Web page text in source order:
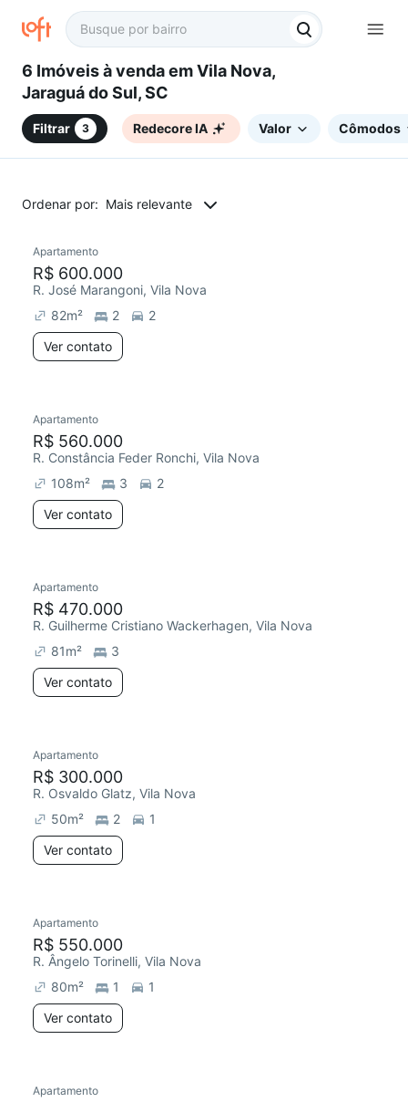
6 Imóveis à venda em Vila Nova,
Jaraguá do Sul, SC
Filtrar 3 Redecore IA Valor Cômodos
Ordenar por: Mais relevante
Apartamento
R$ 600.000
R. José Marangoni, Vila Nova
82m² 2
2
Ver contato
Apartamento
R$ 560.000
R. Constância Feder Ronchi, Vila Nova
108m² 3
2
Ver contato
Apartamento
R$ 470.000
R. Guilherme Cristiano Wackerhagen, Vila Nova
81m²
3
Ver contato
Apartamento
R$ 300.000
R. Osvaldo Glatz, Vila Nova
50m² 2
1
Ver contato
Chegou este mês
Apartamento
R$ 550.000
R. Ângelo Torinelli, Vila Nova
80m² 1
1
Ver contato
Apartamento